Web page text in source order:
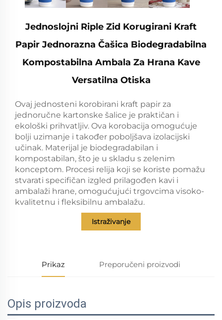
Jednoslojni Riple Zid Korugirani Kraft
Papir Jednorazna Čašica Biodegradabilna
Kompostabilna Ambala Za Hrana Kave
Versatilna Otiska
Ovaj jednosteni korobirani kraft papir za
jednoručne kartonske šalice je praktičan i
ekološki prihvatljiv. Ova korobacija omogućuje
bolji uzimanje i također poboljšava izolacijski
učinak. Materijal je biodegradabilan i
kompostabilan, što je u skladu s zelenim
konceptom. Procesi relija koji se koriste pomažu
stvarati specifičan izgled prilagođen kavi i
ambalaži hrane, omogućujući trgovcima visoko-
kvalitetnu i fleksibilnu ambalažu.
Istraživanje
Prikaz Preporučeni proizvodi
Opis proizvoda